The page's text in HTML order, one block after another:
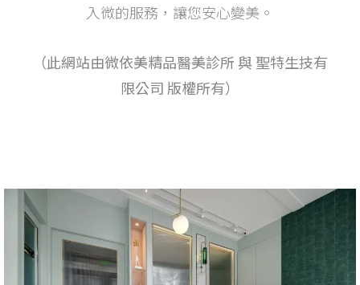
入微的服務，讓您安心變美。
（此網站由微依美精品醫美診所 與 聖特生技有
限公司 版權所有）